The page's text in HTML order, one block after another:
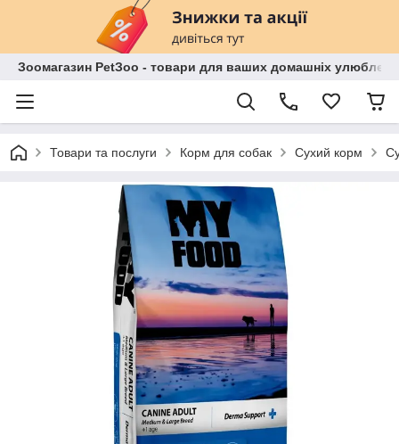
Зоомагазин PetЗoo - товари для ваших домашніх
Товари та послуги Корм для собак Сухий корм